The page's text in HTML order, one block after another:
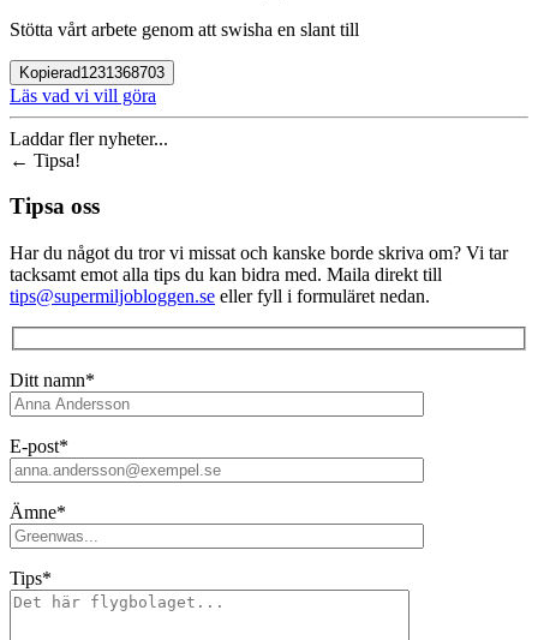
Stötta vårt arbete genom att swisha en slant till
Kopierad1231368703
Läs vad vi vill göra
Laddar fler nyheter...
← Tipsa!
Tipsa oss
Har du något du tror vi missat och kanske borde skriva om? Vi tar
tacksamt emot alla tips du kan bidra med. Maila direkt till
tips@supermiljobloggen.se eller fyll i formuläret nedan.
Ditt namn*
E-post*
Ämne*
Tips*